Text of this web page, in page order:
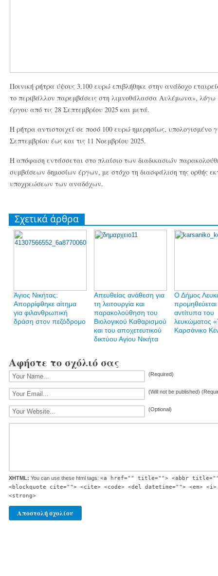
Ποινική ρήτρα ύψους 3.100 ευρώ επιβλήθηκε στην ανάδοχο
το περιβάλλον παρεμβάσεις στη λιμνοθάλασσα Αυλέμωνα», λόγω
έργου από τις 28 Σεπτεμβρίου 2025 και μετά.
Η ρήτρα αντιστοιχεί σε ποσό 100 ευρώ ημερησίως, υπολογισμένο
Σεπτεμβρίου έως και τις 11 Νοεμβρίου 2025.
Η απόφαση εντάσσεται στο πλαίσιο των διαδικασιών
συμβάσεων δημοσίων έργων, με στόχο τη διασφάλιση της ορθής
υποχρεώσεων των αναδόχων.
Σχετικά άρθρα
Άγιος Νικήτας:
Απορρίφθηκε αίτημα
για φιλανθρωπική
δράση στον πεζόδρομο
Απευθείας ανάθεση για
τη λειτουργία και
παρακολούθηση του
Βιολογικού Καθαρισμού
και του αποχετευτικού
δικτύου Αγίου Νικήτα
Ο Δήμος
αντίτυπα του
λευκώματος
Καρσάνικο
Αφήστε το σχόλιό σας
(Required)
(Will not be published)
(Optional)
XHTML: You can use these html tags: <a href="" title=""> <abbr
<blockquote cite=""> <cite> <code> <del datetime=""> <em>
<strong>